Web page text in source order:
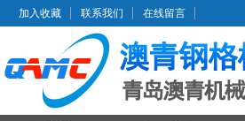
加入收藏 联系我们 在线留言